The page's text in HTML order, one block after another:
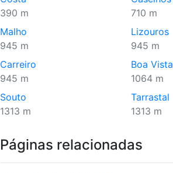
390 m
710 m
Malho
945 m
Lizouros
945 m
Carreiro
945 m
Boa Vista
1064 m
Souto
1313 m
Tarrastal
1313 m
Páginas relacionadas